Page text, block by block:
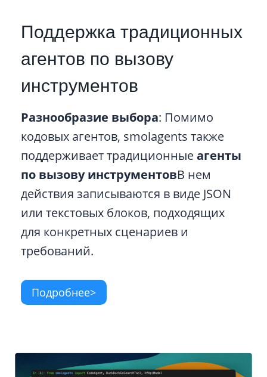
Поддержка традиционных
агентов по вызову
инструментов
Разнообразие выбора: Помимо
кодовых агентов, smolagents также
поддерживает традиционныеагенты
по вызову инструментовВ нем
действия записываются в виде JSON
или текстовых блоков, подходящих
для конкретных сценариев и
требований.
Подробнее>